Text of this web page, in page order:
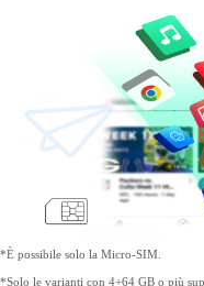
Streaming veloce
Supporta SIM 4G Plug-
vostro smartphone vi